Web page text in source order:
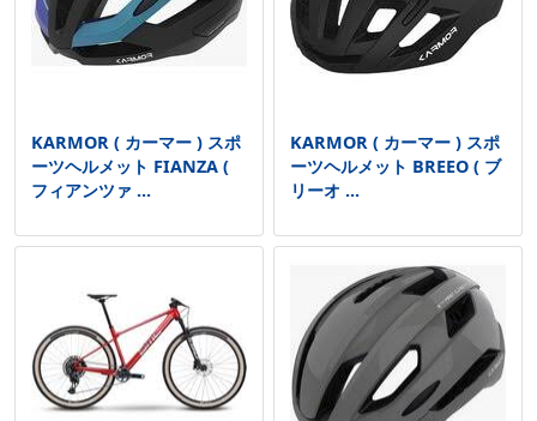
KARMOR ( カーマー ) スポ
ーツヘルメット FIANZA (
フィアンツァ ...
KARMOR ( カーマー ) スポ
ーツヘルメット BREEO ( ブ
リーオ ...